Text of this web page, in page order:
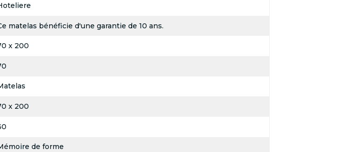
matelas bénéficie d'une garantie de 10 ans.
x 200
x 200
de forme